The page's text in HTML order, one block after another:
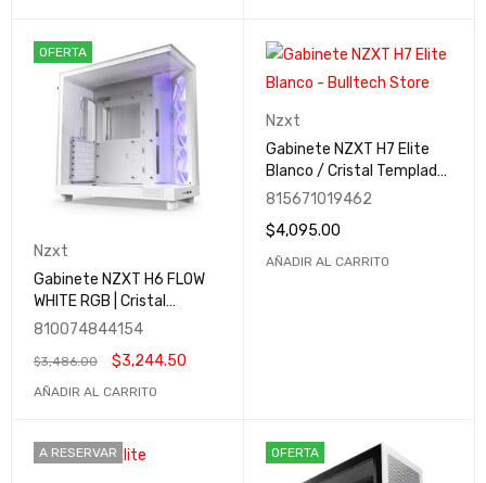
OFERTA
Nzxt
Gabinete NZXT H6 FLOW
WHITE RGB | Cristal
Templado | Mini-ITX /
Tipo C | 3 Ventiladores
RGB | CC-H61FW-R1
810074844154
$3,486.00 $3,244.50
AÑADIR AL CARRITO
Nzxt
Gabinete NZXT H7 Elite
Blanco / Cristal Templado
/ RGB / ARGB Fans / USB
815671019462
$4,095.00
AÑADIR AL CARRITO
A RESERVAR OFERTA